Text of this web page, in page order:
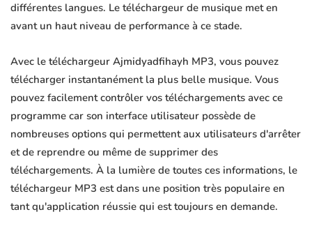
différentes langues. Le téléchargeur de musique met en
avant un haut niveau de performance à ce stade.
Avec le téléchargeur Ajmidyadfihayh MP3, vous pouvez
télécharger instantanément la plus belle musique. Vous
pouvez facilement contrôler vos téléchargements avec ce
programme car son interface utilisateur possède de
nombreuses options qui permettent aux utilisateurs d'arrêter
et de reprendre ou même de supprimer des
téléchargements. À la lumière de toutes ces informations, le
téléchargeur MP3 est dans une position très populaire en
tant qu'application réussie qui est toujours en demande.